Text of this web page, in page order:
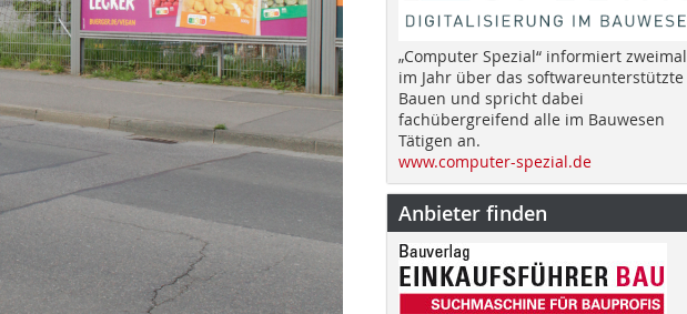
„Computer Spezial“ informiert zweimal
im Jahr über das softwareunterstützte
Bauen und spricht dabei
fachübergreifend alle im Bauwesen
Tätigen an.
www.computer-spezial.de
Anbieter finden